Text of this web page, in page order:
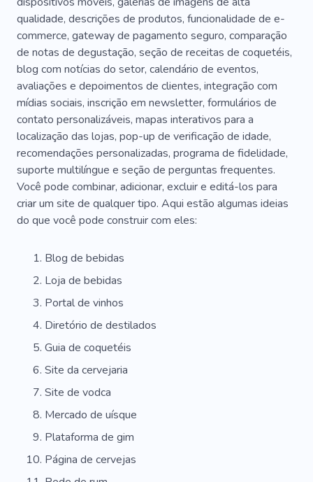
qualidade, descrições de produtos, funcionalidade de e-
commerce, gateway de pagamento seguro, comparação
de notas de degustação, seção de receitas de coquetéis,
blog com notícias do setor, calendário de eventos,
avaliações e depoimentos de clientes, integração com
mídias sociais, inscrição em newsletter, formulários de
contato personalizáveis, mapas interativos para a
localização das lojas, pop-up de verificação de idade,
recomendações personalizadas, programa de fidelidade,
suporte multilíngue e seção de perguntas frequentes.
Você pode combinar, adicionar, excluir e editá-los para
criar um site de qualquer tipo. Aqui estão algumas ideias
do que você pode construir com eles:
Blog de bebidas
Loja de bebidas
Portal de vinhos
Diretório de destilados
Guia de coquetéis
Site da cervejaria
Site de vodca
Mercado de uísque
Plataforma de gim
Página de cervejas